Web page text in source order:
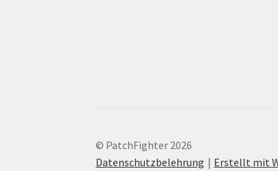
© PatchFighter 2026
Datenschutzbelehrung
Erstellt mit